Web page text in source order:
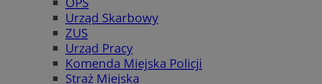
Urząd Skarbowy
ZUS
Urząd Pracy
Komenda Miejska Policji
Straż Miejska